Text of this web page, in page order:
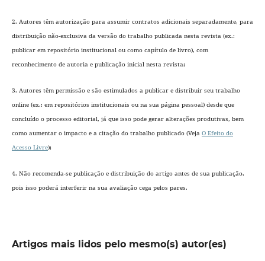
2. Autores têm autorização para assumir contratos adicionais separadamente, para
distribuição não-exclusiva da versão do trabalho publicada nesta revista (ex.:
publicar em repositório institucional ou como capítulo de livro), com
reconhecimento de autoria e publicação inicial nesta revista;
3. Autores têm permissão e são estimulados a publicar e distribuir seu trabalho
online (ex.: em repositórios institucionais ou na sua página pessoal) desde que
concluído o processo editorial, já que isso pode gerar alterações produtivas, bem
como aumentar o impacto e a citação do trabalho publicado (Veja O Efeito do
Acesso Livre);
4. Não recomenda-se publicação e distribuição do artigo antes de sua publicação,
pois isso poderá interferir na sua avaliação cega pelos pares.
Artigos mais lidos pelo mesmo(s) autor(es)